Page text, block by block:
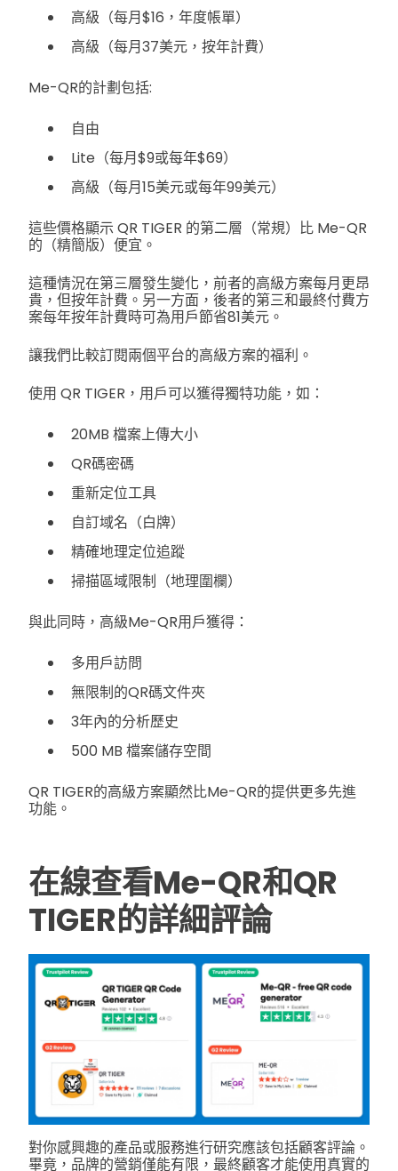
高級（每月$16，年度帳單）
高級（每月37美元，按年計費）
Me-QR的計劃包括:
自由
Lite（每月$9或每年$69）
高級（每月15美元或每年99美元）
這些價格顯示 QR TIGER 的第二層（常規）比 Me-QR
的（精簡版）便宜。
這種情況在第三層發生變化，前者的高級方案每月更昂
貴，但按年計費。另一方面，後者的第三和最終付費方
案每年按年計費時可為用戶節省81美元。
讓我們比較訂閱兩個平台的高級方案的福利。
使用 QR TIGER，用戶可以獲得獨特功能，如：
20MB 檔案上傳大小
QR碼密碼
重新定位工具
自訂域名（白牌）
精確地理定位追蹤
掃描區域限制（地理圍欄）
與此同時，高級Me-QR用戶獲得：
多用戶訪問
無限制的QR碼文件夾
3年內的分析歷史
500 MB 檔案儲存空間
QR TIGER的高級方案顯然比Me-QR的提供更多先進
功能。
在線查看Me-QR和QR
TIGER的詳細評論
對你感興趣的產品或服務進行研究應該包括顧客評論。
畢竟，品牌的營銷僅能有限，最終顧客才能使用真實的